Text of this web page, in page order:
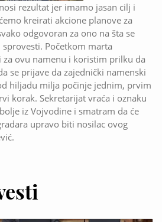
rezultat jer imamo jasan cilj i
kreirati akcione planove za
odgovoran za ono na šta se
Početkom marta
za ovu namenu i koristim prilku da
se prijave da zajednički namenski
hiljadu milja počinje jednim, prvim
korak. Sekretarijat vraća i oznaku
iz Vojvodine i smatram da će
upravo biti nosilac ovog